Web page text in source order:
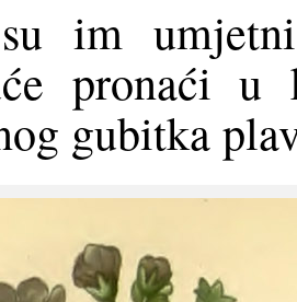
im
pronaći
gubitka